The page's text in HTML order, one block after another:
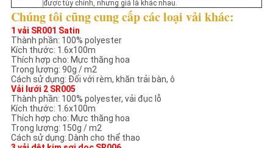
CHÍNH
SÁCH
BẢO
MẬT
được tùy chỉnh, nhưng giá là khác nhau.
Chúng tôi cũng cung cấp các loại vải khác:
1 vải SR001 Satin
Thành phần: 100% polyester
Kích thước: 1.6x100m
Thích hợp cho: Mực thăng hoa
Trọng lượng: 90g / m2
Cách sử dụng: Đối với rèm, khăn trải bàn, ô
Vải lưới 2 SR005
Thành phần: 100% polyester, vải đục lỗ
Kích thước: 1.6x100m
Thích hợp cho: Mực thăng hoa
Trọng lượng: 150g / m2
Cách sử dụng: Dành cho thể thao